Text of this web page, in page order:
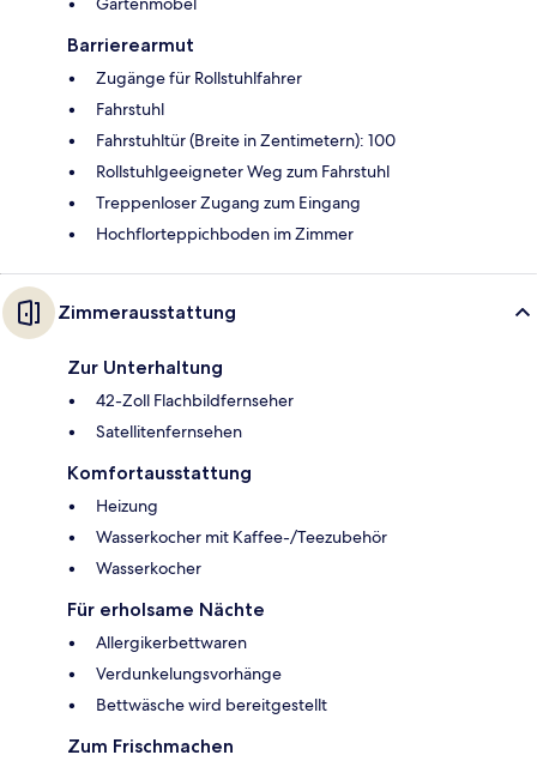
Barrierearmut
Zugänge für Rollstuhlfahrer
Fahrstuhl
Fahrstuhltür (Breite in Zentimetern): 100
Rollstuhlgeeigneter Weg zum Fahrstuhl
Treppenloser Zugang zum Eingang
Hochflorteppichboden im Zimmer
Zimmerausstattung
Zur Unterhaltung
42-Zoll Flachbildfernseher
Satellitenfernsehen
Komfortausstattung
Heizung
Wasserkocher mit Kaffee-/Teezubehör
Wasserkocher
Für erholsame Nächte
Allergikerbettwaren
Verdunkelungsvorhänge
Bettwäsche wird bereitgestellt
Zum Frischmachen